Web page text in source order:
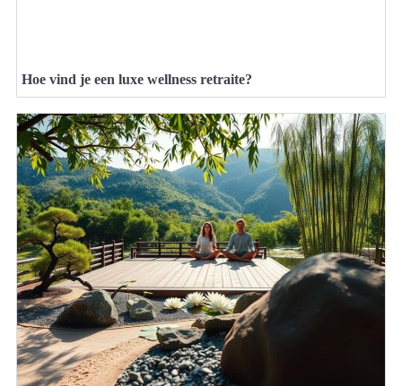
Hoe vind je een luxe wellness retraite?